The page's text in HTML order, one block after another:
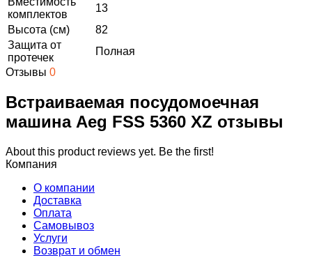
комплектов
13
Высота (см)
82
Защита от
протечек
Полная
Отзывы 0
Встраиваемая посудомоечная
машина Aeg FSS 5360 XZ отзывы
About this product reviews yet. Be the first!
Компания
О компании
Доставка
Оплата
Самовывоз
Услуги
Возврат и обмен